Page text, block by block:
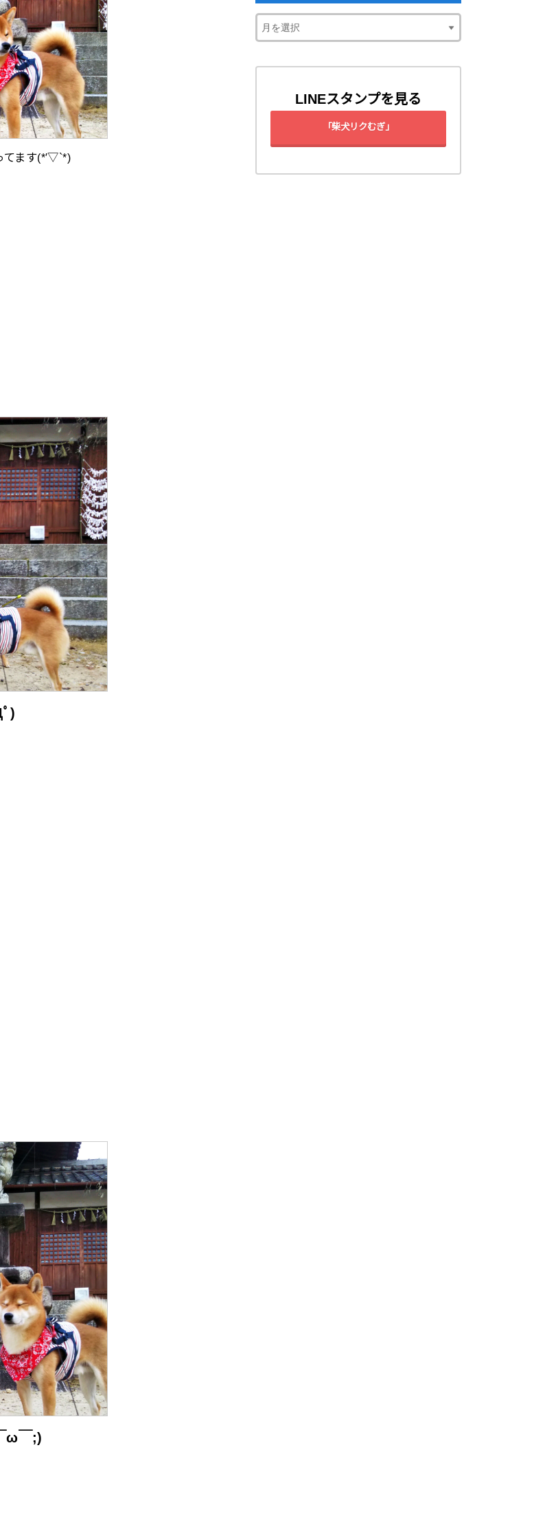
てます(*′▽`*)
)
ω￣;)
LINEスタンプを見る
「柴犬リクむぎ」